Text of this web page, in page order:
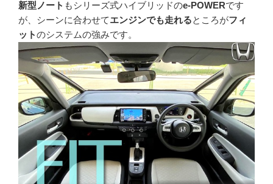
新型ノート もシリーズ式ハイブリッドのe-POWERです
が、シーンに合わせてエンジンでも走れるところがフィ
ットのシステムの強みです。